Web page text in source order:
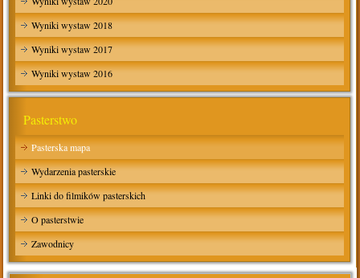
Wyniki wystaw 2018
Wyniki wystaw 2017
Wyniki wystaw 2016
Pasterstwo
Pasterska mapa
Wydarzenia pasterskie
Linki do filmików pasterskich
O pasterstwie
Zawodnicy